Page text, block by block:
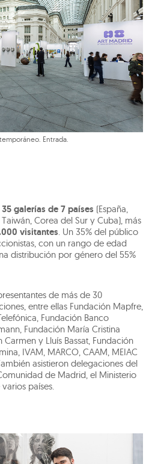
Entrada.
35 galerías de 7 países (España,
Corea del Sur y Cuba), más
visitantes. Un 35% del público
con un rango de edad
distribución por género del 55%
de más de 30
entre ellas Fundación Mapfre,
Fundación Banco
Fundación María Cristina
y Lluís Bassat, Fundación
IVAM, MARCO, CAAM, MEIAC
asistieron delegaciones del
de Madrid, el Ministerio
países.